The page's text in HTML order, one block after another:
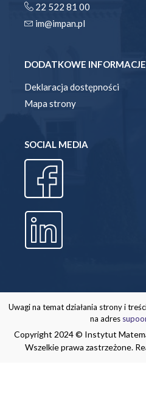
22 522 81 00
im@impan.pl
DODATKOWE
Deklaracja dostępności
Mapa strony
SOCIAL MEDIA
Uwagi na temat działania strony i
na adres
Copyright 2024 © Instytut
Wszelkie prawa zastrzeżone.